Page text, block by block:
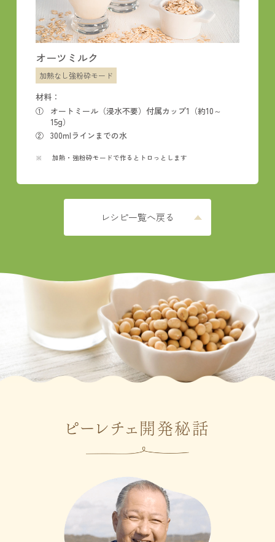
オーツミルク
加熱なし強粉砕モード
材料：
オートミール（浸水不要） 付属カップ1（約10～
15g）
300mlラインまでの水
加熱・強粉砕モードで作るとトロっとします
レシピ一覧へ戻る
ピーレチェ開発秘話